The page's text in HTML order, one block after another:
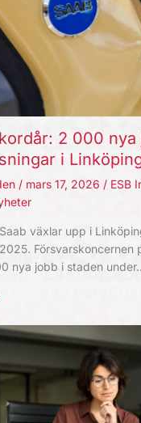
2 000 nya
i
/ mars 17, 2026 / ESB
växlar upp i
Försvarskoncernen
nya jobb i staden